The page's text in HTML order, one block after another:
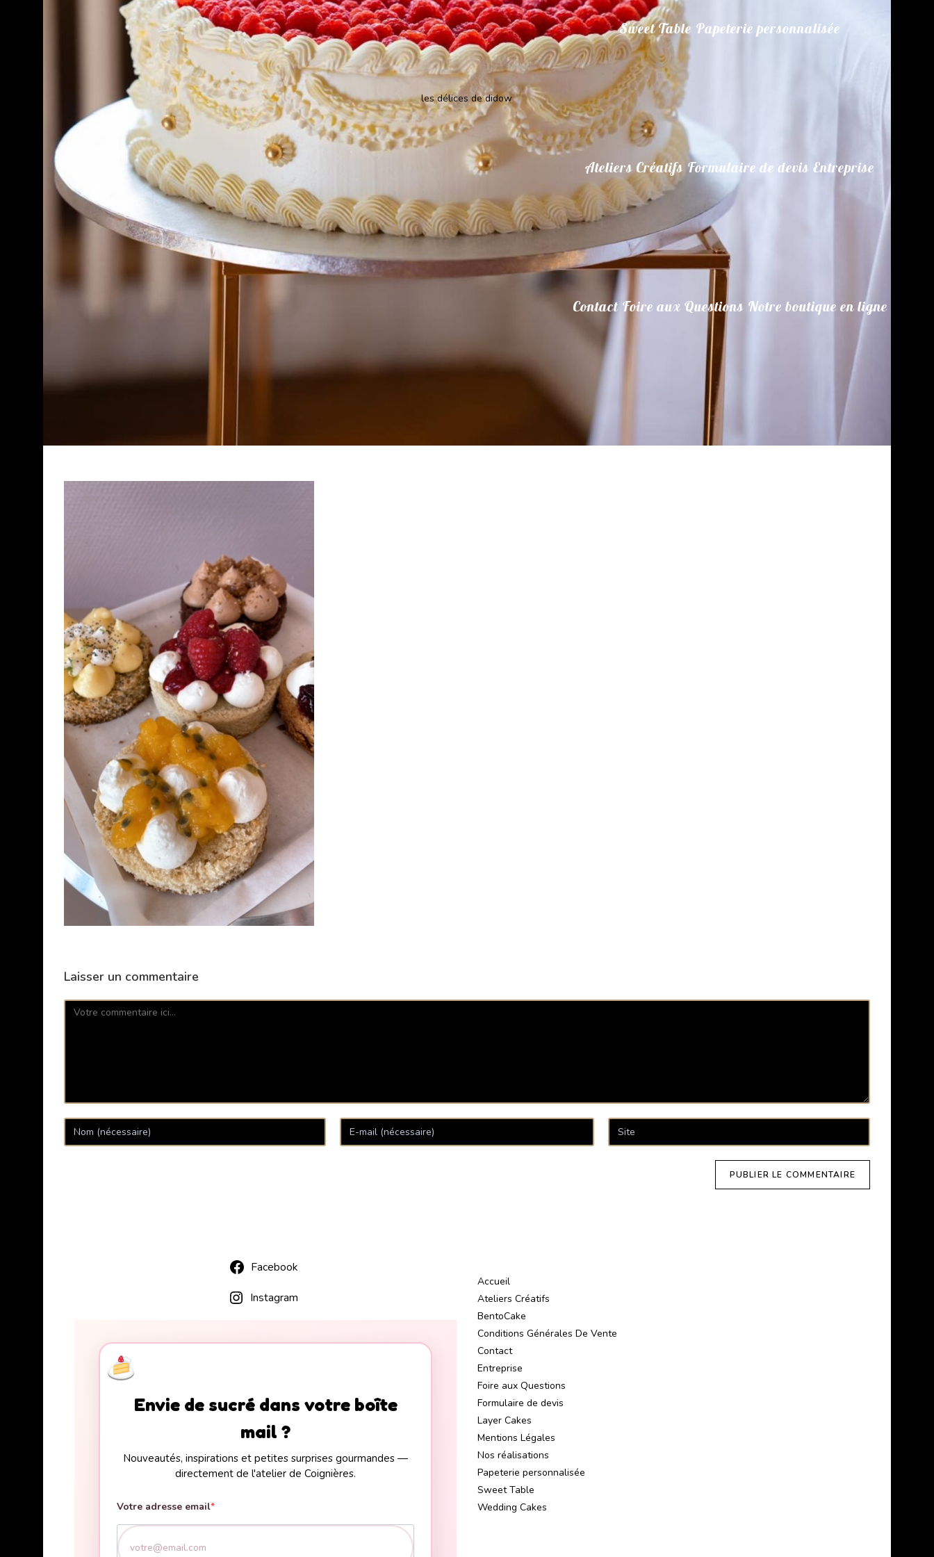
les délices de didow
Sweet Table Papeterie personnalisée
Ateliers Créatifs Formulaire de devis Entreprise
Contact Foire aux Questions Notre boutique en ligne
Laisser un commentaire
Facebook
Instagram
Envie de sucré dans votre boîte
mail ?
Nouveautés, inspirations et petites surprises gourmandes —
directement de l'atelier de Coignières.
Votre adresse email
Accueil
Ateliers Créatifs
BentoCake
Conditions Générales De Vente
Contact
Entreprise
Foire aux Questions
Formulaire de devis
Layer Cakes
Mentions Légales
Nos réalisations
Papeterie personnalisée
Sweet Table
Wedding Cakes